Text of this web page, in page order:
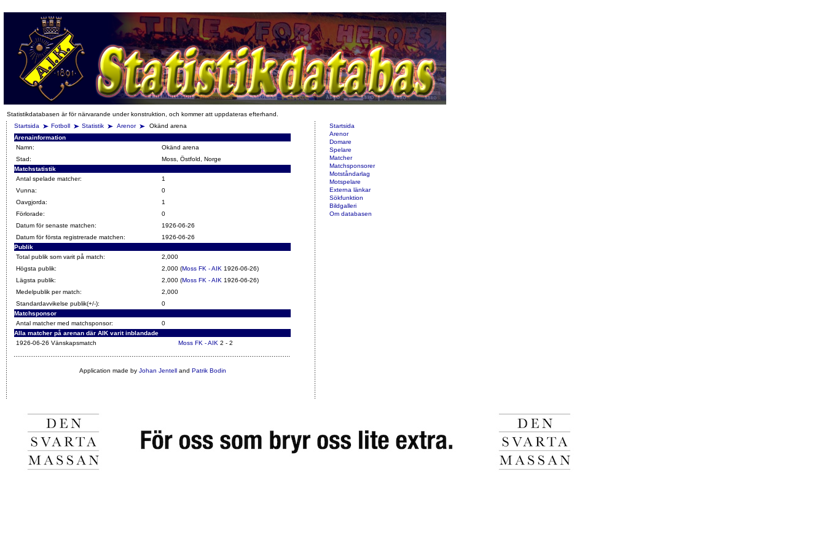
Statistikdatabasen är för närvarande under konstruktion, och kommer att uppdateras efterhand.
Startsida
Fotboll Statistik Arenor
Okänd arena
Arenainformation
Namn:
Okänd arena
Stad:
Moss, Östfold, Norge
Matchstatistik
Antal spelade matcher:
1
Vunna:
0
Oavgjorda:
1
Förlorade:
0
Datum för senaste matchen:
1926-06-26
Datum för första registrerade matchen:
1926-06-26
Publik
Total publik som varit på match:
2,000
Högsta publik:
2,000 (Moss FK - AIK 1926-06-26)
Lägsta publik:
2,000 (Moss FK - AIK 1926-06-26)
Medelpublik per match:
2,000
Standardavvikelse publik(+/-):
0
Matchsponsor
Antal matcher med matchsponsor:
0
Alla matcher på arenan där AIK varit inblandade
1926-06-26 Vänskapsmatch
Moss FK - AIK 2 - 2
Application made by Johan Jentelland Patrik Bodin
Startsida
Arenor
Domare
Spelare
Matcher
Matchsponsorer
Motståndarlag
Motspelare
Externa länkar
Sökfunktion
Bildgalleri
Om databasen